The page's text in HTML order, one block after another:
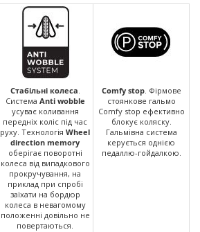
Стабільні колеса.
Система Anti wobble
усуває коливання
передніх коліс під час
руху. Технологія Wheel
direction memory
оберігає поворотні
колеса від випадкового
прокручування, на
приклад при спробі
заїхати на бордюр
колеса в невагомому
положенні довільно не
повертаються.
Comfy stop. Фірмове
стоянкове гальмо
Comfy stop ефективно
блокує коляску.
Гальмівна система
керується однією
педаллю-гойдалкою.